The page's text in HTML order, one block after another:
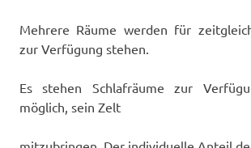
Mehrere Räume werden für
zur Verfügung stehen.
Es stehen Schlafräume zur
möglich, sein Zelt